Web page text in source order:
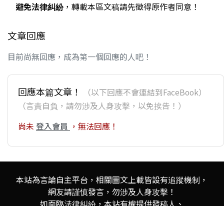
避免法律糾紛，轉載本區文稿請先徵得原作者同意！
文章回應
目前尚無回應，成為第一個回應的人吧！
回應本篇文章！
（以下回應不會連結到FaceBook）
（言責自負，請勿涉及人身攻擊，以免挨告！）
尚未 登入會員 ，無法回應！
本站為言論自主平台，相關圖文上載皆設有追蹤機制，
網友請謹慎發言，勿涉及人身攻擊！
如面臨法律糾紛，本站有權提供發稿人、